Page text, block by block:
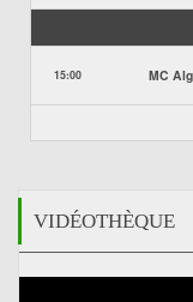
15:00 MC
VIDÉOTHÈQUE